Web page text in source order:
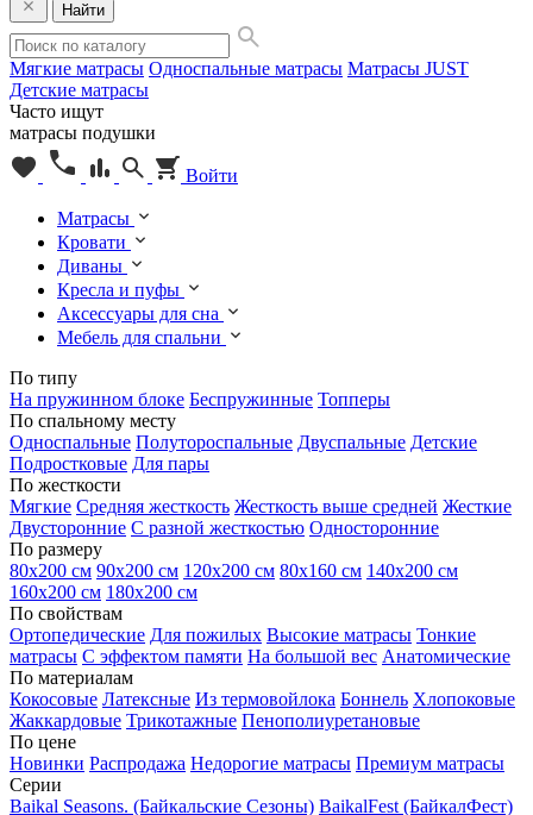
Найти
Мягкие матрасы Односпальные матрасы Матрасы JUST
Детские матрасы
Часто ищут
матрасы подушки
Войти
Матрасы
Кровати
Диваны
Кресла и пуфы
Аксессуары для сна
Мебель для спальни
По типу
На пружинном блоке Беспружинные Топперы
По спальному месту
Односпальные Полутороспальные Двуспальные Детские
Подростковые Для пары
По жесткости
Мягкие Средняя жесткость Жесткость выше средней Жесткие
Двусторонние С разной жесткостью Односторонние
По размеру
80х200 см 90х200 см 120х200 см 80х160 см 140х200 см
160х200 см 180х200 см
По свойствам
Ортопедические Для пожилых Высокие матрасы Тонкие
матрасы С эффектом памяти На большой вес Анатомические
По материалам
Кокосовые Латексные Из термовойлока Боннель Хлопоковые
Жаккардовые Трикотажные Пенополиуретановые
По цене
Новинки Распродажа Недорогие матрасы Премиум матрасы
Серии
Baikal Seasons. (Байкальские Сезоны) BaikalFest (БайкалФест)